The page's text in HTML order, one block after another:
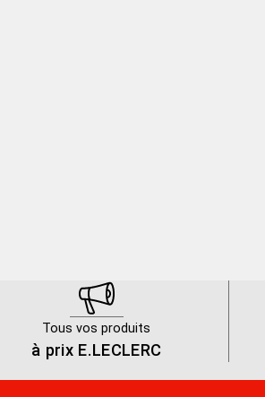
Tous vos produits
à prix E.LECLERC